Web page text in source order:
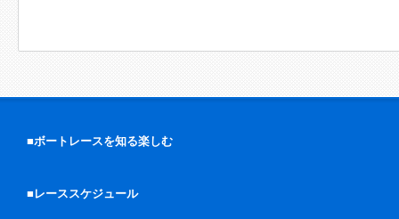
■ボートレースを知る楽しむ
■レーススケジュール